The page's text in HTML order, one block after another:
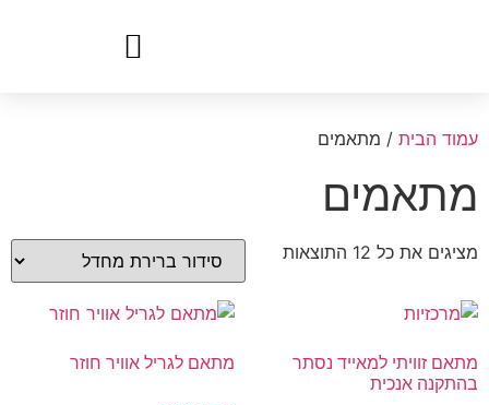
עמוד הבית / מתאמים
מתאמים
מציגים את כל ⁦12⁩ התוצאות
מתאם זוויתי למאייד נסתר
בהתקנה אנכית
מתאם לגריל אוויר חוזר